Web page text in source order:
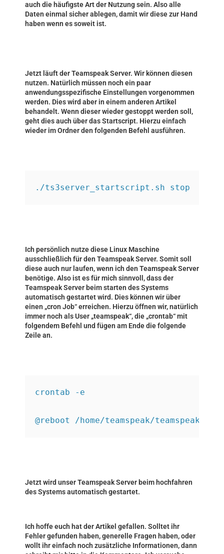
auch die häufigste Art der Nutzung sein. Also alle
Daten einmal sicher ablegen, damit wir diese zur Hand
haben wenn es soweit ist.
Jetzt läuft der Teamspeak Server. Wir können diesen
nutzen. Natürlich müssen noch ein paar
anwendungsspezifische Einstellungen vorgenommen
werden. Dies wird aber in einem anderen Artikel
behandelt. Wenn dieser wieder gestoppt werden soll,
geht dies auch über das Startscript. Hierzu einfach
wieder im Ordner den folgenden Befehl ausführen.
./ts3server_startscript.sh stop
Ich persönlich nutze diese Linux Maschine
ausschließlich für den Teamspeak Server. Somit soll
diese auch nur laufen, wenn ich den Teamspeak Server
benötige. Also ist es für mich sinnvoll, dass der
Teamspeak Server beim starten des Systems
automatisch gestartet wird. Dies können wir über
einen „cron Job“ erreichen. Hierzu öffnen wir, natürlich
immer noch als User „teamspeak“, die „crontab“ mit
folgendem Befehl und fügen am Ende die folgende
Zeile an.
crontab -e
@reboot /home/teamspeak/
Jetzt wird unser Teamspeak Server beim hochfahren
des Systems automatisch gestartet.
Ich hoffe euch hat der Artikel gefallen. Solltet ihr
Fehler gefunden haben, generelle Fragen haben, oder
wollt ihr einfach noch zusätzliche Informationen, dann